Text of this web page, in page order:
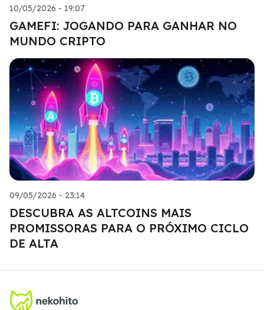
10/05/2026 - 19:07
GAMEFI: JOGANDO PARA GANHAR NO
MUNDO CRIPTO
09/05/2026 - 23:14
DESCUBRA AS ALTCOINS MAIS
PROMISSORAS PARA O PRÓXIMO CICLO
DE ALTA